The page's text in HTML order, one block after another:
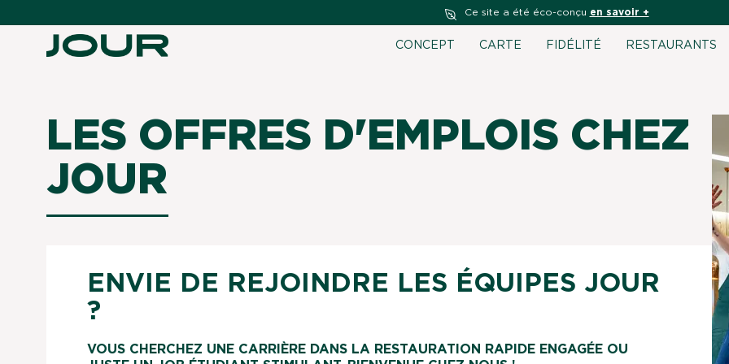
Ce site a été éco-conçu en savoir +
CONCEPT CARTE FIDÉLITÉ RESTAURANTS
LES OFFRES D'EMPLOIS CHEZ
JOUR
ENVIE DE REJOINDRE LES ÉQUIPES JOUR
?
VOUS CHERCHEZ UNE CARRIÈRE DANS LA RESTAURATION RAPIDE ENGAGÉE OU